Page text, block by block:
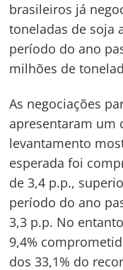
brasileiros já
toneladas de soja
período do ano
milhões de
As negociações
apresentaram um
levantamento
esperada foi
de 3,4 p.p.,
período do ano
3,3 p.p. No
9,4%
dos 33,1% do